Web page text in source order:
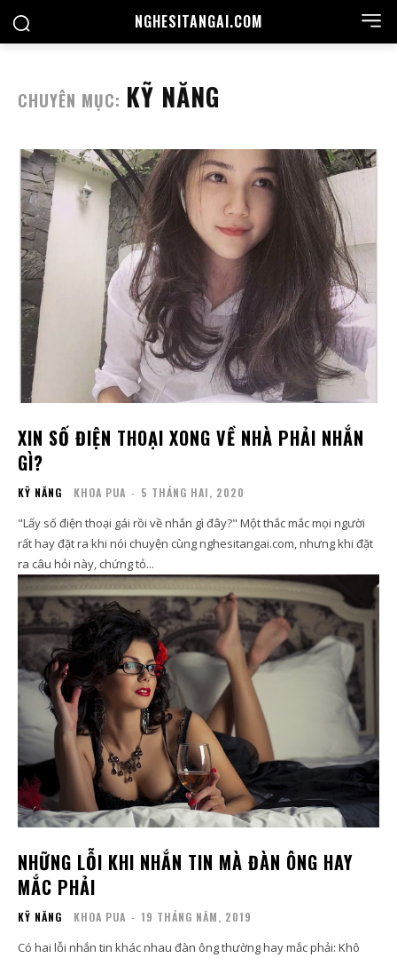
NGHESITANGAI.COM
CHUYÊN MỤC: KỸ NĂNG
XIN SỐ ĐIỆN THOẠI XONG VỀ NHÀ PHẢI NHẮN
GÌ?
KỸ NĂNG KHOA PUA - 5 THÁNG HAI, 2020
"Lấy số điện thoại gái rồi về nhắn gì đây?" Một thắc mắc mọi người
rất hay đặt ra khi nói chuyện cùng nghesitangai.com, nhưng khi đặt
ra câu hỏi này, chứng tỏ...
NHỮNG LỖI KHI NHẮN TIN MÀ ĐÀN ÔNG HAY
MẮC PHẢI
KỸ NĂNG KHOA PUA - 19 THÁNG NĂM, 2019
Có hai lỗi nhắn tin khác nhau đàn ông thường hay mắc phải: Khô